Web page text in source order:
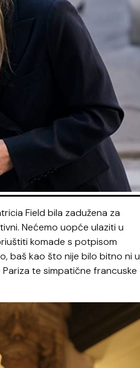
Field bila zadužena za
Nećemo uopće ulaziti u
komade s potpisom
baš kao što nije bilo bitno ni u
te simpatične francuske